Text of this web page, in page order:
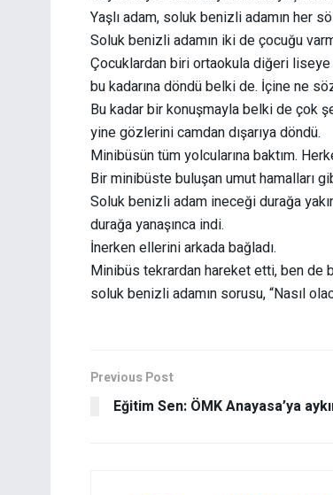
Yaşlı adam, soluk benizli adamın her
Soluk benizli adamın iki de çocuğu
Çocuklardan biri ortaokula diğeri liseye
bu kadarına döndü belki de. İçine ne
Bu kadar bir konuşmayla belki de çok
yine gözlerini camdan dışarıya döndü.
Minibüsün tüm yolcularına baktım.
Bir minibüste buluşan umut hamalları
Soluk benizli adam ineceği durağa
durağa yanaşınca indi.
İnerken ellerini arkada bağladı.
Minibüs tekrardan hareket etti, ben de
soluk benizli adamın sorusu, “Nasıl
Previous Post
Eğitim Sen: ÖMK Anayasa’ya